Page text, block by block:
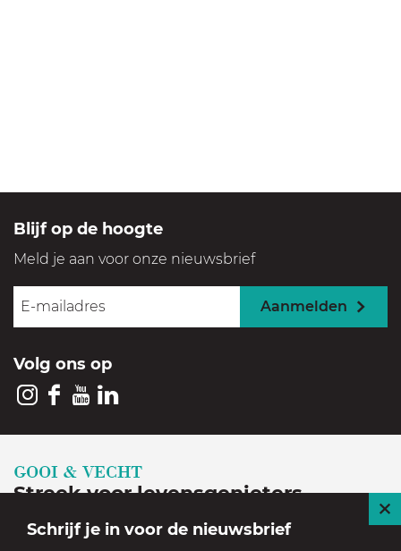
Blijf op de hoogte
Meld je aan voor onze nieuwsbrief
Aanmelden
Volg ons op
I
n
t
g
F
a
e
o
Y
o
T
b
L
i
k
d
GOOI & VECHT
Streek voor levensgenieters
Geniet in een prachtige, historische en groene
Schrijf je in voor de nieuwsbrief